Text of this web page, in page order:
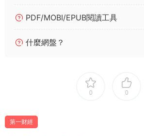
PDF/MOBI/EPUB閱讀工具
什麼網盤？
0 0
第一财經